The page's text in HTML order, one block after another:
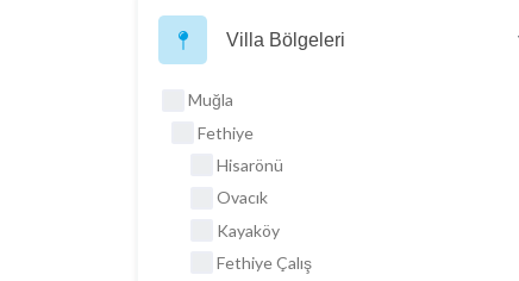
Villa Bölgeleri
Muğla
Fethiye
Hisarönü
Ovacık
Kayaköy
Fethiye Çalış